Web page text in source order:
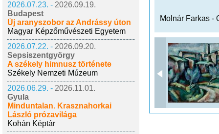
2026.07.23. - 2026.09.19.
Budapest
Új aranyszobor az Andrássy úton
Magyar Képzőművészeti Egyetem
2026.07.22. - 2026.09.20.
Sepsiszentgyörgy
A székely himnusz története
Székely Nemzeti Múzeum
2026.06.29. - 2026.11.01.
Gyula
Minduntalan. Krasznahorkai
László prózavilága
Kohán Képtár
Molnár Farkas -